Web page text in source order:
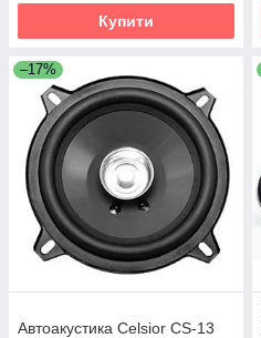
Купити
–17%
Автоакустика Celsior CS-13